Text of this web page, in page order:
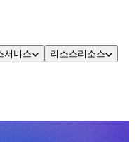
서비스 리소스리소스